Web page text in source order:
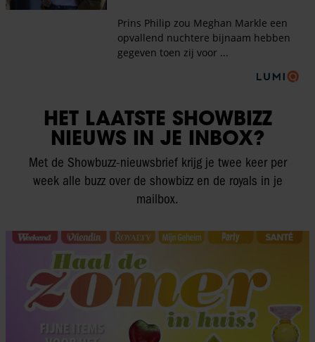
HET LAATSTE SHOWBIZZ
NIEUWS IN JE INBOX?
Met de Showbuzz-nieuwsbrief krijg je twee keer per
week alle buzz over de showbizz en de royals in je
mailbox.